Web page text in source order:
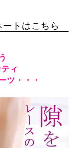
トはこちら
ィ
ツ・・・